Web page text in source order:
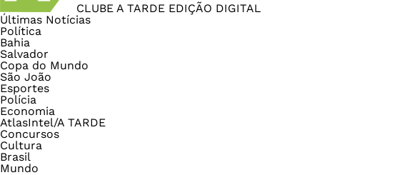
CLUBE A TARDE EDIÇÃO DIGITAL
Últimas Notícias
Política
Bahia
Salvador
Copa do Mundo
São João
Esportes
Polícia
Economia
AtlasIntel/A TARDE
Concursos
Cultura
Brasil
Mundo